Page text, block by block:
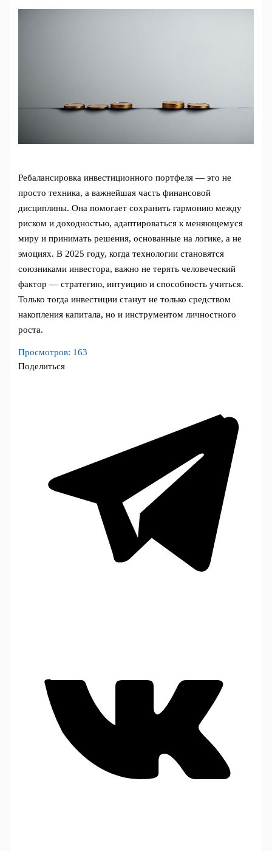
Ребалансировка инвестиционного портфеля — это не
просто техника, а важнейшая часть финансовой
дисциплины. Она помогает сохранить гармонию между
риском и доходностью, адаптироваться к меняющемуся
миру и принимать решения, основанные на логике, а не
эмоциях. В 2025 году, когда технологии становятся
союзниками инвестора, важно не терять человеческий
фактор — стратегию, интуицию и способность учиться.
Только тогда инвестиции станут не только средством
накопления капитала, но и инструментом личностного
роста.
Просмотров: 163
Поделиться